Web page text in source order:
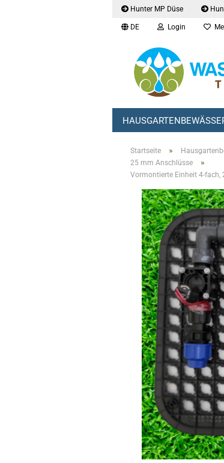
Hunter MP Düse
DE Login
Startseite »
25 mm Anschlüsse »
Vormontierte Einheit 4-